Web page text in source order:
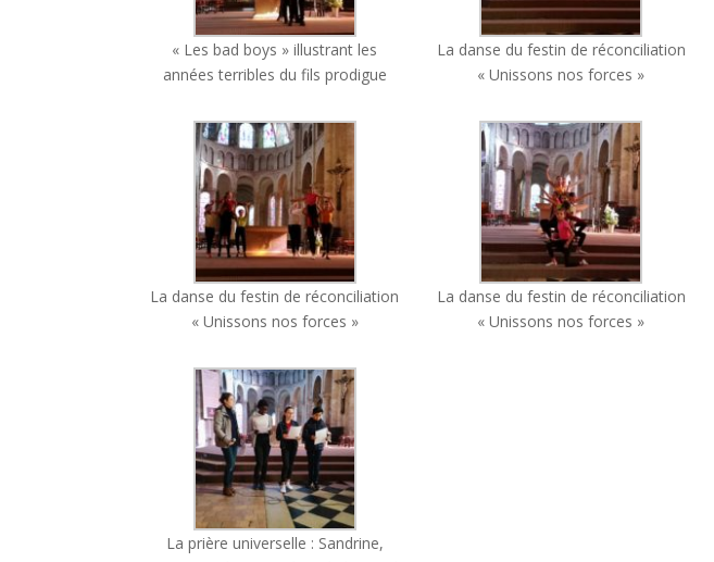
« Les bad boys » illustrant les
années terribles du fils prodigue
La danse du festin de réconciliation
« Unissons nos forces »
La danse du festin de réconciliation
« Unissons nos forces »
La danse du festin de réconciliation
« Unissons nos forces »
La prière universelle : Sandrine,